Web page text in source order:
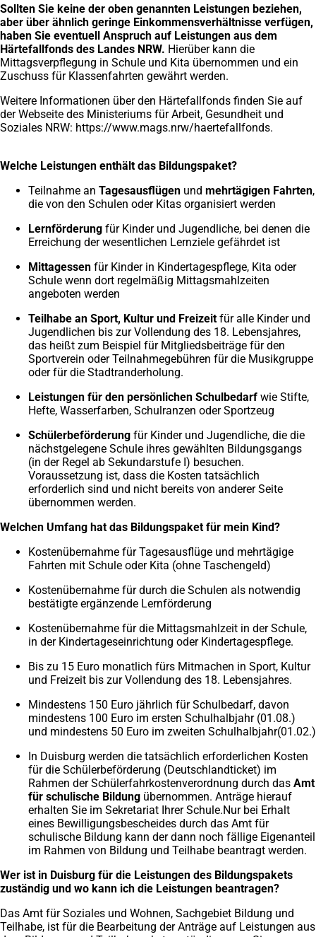
Sollten Sie keine der oben genannten Leistungen beziehen,
aber über ähnlich geringe Einkommensverhältnisse verfügen,
haben Sie eventuell Anspruch auf Leistungen aus dem
Härtefallfonds des Landes NRW. Hierüber kann die
Mittagsverpflegung in Schule und Kita übernommen und ein
Zuschuss für Klassenfahrten gewährt werden.
Weitere Informationen über den Härtefallfonds finden Sie auf
der Webseite des Ministeriums für Arbeit, Gesundheit und
Soziales NRW: https://www.mags.nrw/haertefallfonds.
Welche Leistungen enthält das Bildungspaket?
Teilnahme an Tagesausflügen und mehrtägigen Fahrten,
die von den Schulen oder Kitas organisiert werden
Lernförderung für Kinder und Jugendliche, bei denen die
Erreichung der wesentlichen Lernziele gefährdet ist
Mittagessen für Kinder in Kindertagespflege, Kita oder
Schule wenn dort regelmäßig Mittagsmahlzeiten
angeboten werden
Teilhabe an Sport, Kultur und Freizeit für alle Kinder und
Jugendlichen bis zur Vollendung des 18. Lebensjahres,
das heißt zum Beispiel für Mitgliedsbeiträge für den
Sportverein oder Teilnahmegebühren für die Musikgruppe
oder für die Stadtranderholung.
Leistungen für den persönlichen Schulbedarf wie Stifte,
Hefte, Wasserfarben, Schulranzen oder Sportzeug
Schülerbeförderung für Kinder und Jugendliche, die die
nächstgelegene Schule ihres gewählten Bildungsgangs
(in der Regel ab Sekundarstufe I) besuchen.
Voraussetzung ist, dass die Kosten tatsächlich
erforderlich sind und nicht bereits von anderer Seite
übernommen werden.
Welchen Umfang hat das Bildungspaket für mein Kind?
Kostenübernahme für Tagesausflüge und mehrtägige
Fahrten mit Schule oder Kita (ohne Taschengeld)
Kostenübernahme für durch die Schulen als notwendig
bestätigte ergänzende Lernförderung
Kostenübernahme für die Mittagsmahlzeit in der Schule,
in der Kindertageseinrichtung oder Kindertagespflege.
Bis zu 15 Euro monatlich fürs Mitmachen in Sport, Kultur
und Freizeit bis zur Vollendung des 18. Lebensjahres.
Mindestens 150 Euro jährlich für Schulbedarf, davon
mindestens 100 Euro im ersten Schulhalbjahr (01.08.)
und mindestens 50 Euro im zweiten Schulhalbjahr(01.02.)
In Duisburg werden die tatsächlich erforderlichen Kosten
für die Schülerbeförderung (Deutschlandticket) im
Rahmen der Schülerfahrkostenverordnung durch das Amt
für schulische Bildung übernommen. Anträge hierauf
erhalten Sie im Sekretariat Ihrer Schule.Nur bei Erhalt
eines Bewilligungsbescheides durch das Amt für
schulische Bildung kann der dann noch fällige Eigenanteil
im Rahmen von Bildung und Teilhabe beantragt werden.
Wer ist in Duisburg für die Leistungen des Bildungspakets
zuständig und wo kann ich die Leistungen beantragen?
Das Amt für Soziales und Wohnen, Sachgebiet Bildung und
Teilhabe, ist für die Bearbeitung der Anträge auf Leistungen aus